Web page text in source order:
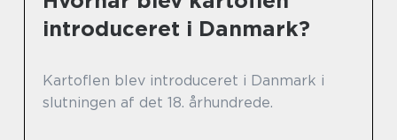
introduceret i Danmark?
Kartoflen blev introduceret i Danmark i
slutningen af det 18. århundrede.